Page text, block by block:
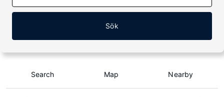
Sök
Search Map Nearby